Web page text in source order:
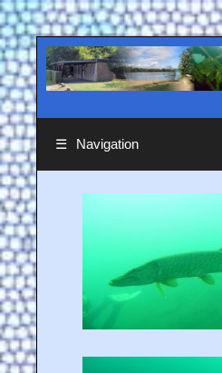
☰ Navigation